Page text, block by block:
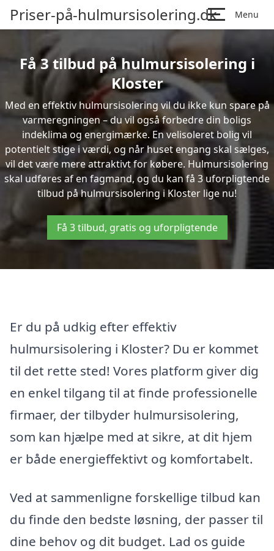
Priser-på-hulmursisolering.dk Menu
Få 3 tilbud på hulmursisolering i
Kloster
Med en effektiv hulmursisolering vil du ikke kun spare på
varmeregningen – du vil også forbedre din boligs
indeklima og energimærke. En velisoleret bolig vil
potentielt stige i værdi, og når huset engang skal sælges,
vil det være mere attraktivt for købere. Hulmursisolering
skal udføres af en fagmand, og du kan få 3 uforpligtende
tilbud på hulmursisolering i Kloster lige nu!
Få 3 tilbud, gratis og uforpligtende
Er du på udkig efter effektiv
hulmursisolering i Kloster? Du er kommet
til det rette sted! Vores platform giver dig
en enkel tilgang til at finde professionelle
firmaer, der tilbyder hulmursisolering,
som kan hjælpe med at sikre, at dit hjem
er både energieffektivt og komfortabelt.
Ved at sammenligne forskellige tilbud kan
du finde den bedste løsning, der passer til
dine behov og dit budget. Lad os guide